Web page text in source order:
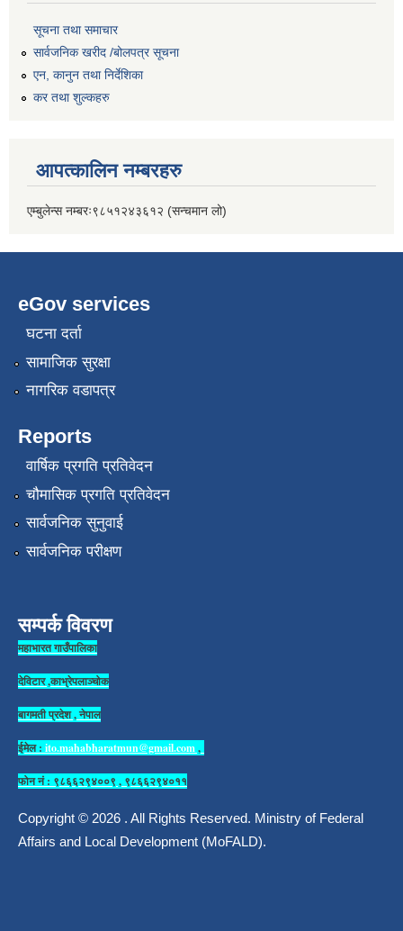
सूचना तथा समाचार
सार्वजनिक खरीद /बोलपत्र सूचना
एन, कानुन तथा निर्देशिका
कर तथा शुल्कहरु
आपत्कालिन नम्बरहरु
एम्बुलेन्स नम्बरः९८५१२४३६१२ (सन्चमान लो)
eGov services
घटना दर्ता
सामाजिक सुरक्षा
नागरिक वडापत्र
Reports
वार्षिक प्रगति प्रतिवेदन
चौमासिक प्रगति प्रतिवेदन
सार्वजनिक सुनुवाई
सार्वजनिक परीक्षण
सम्पर्क विवरण
महाभारत गाउँपालिका
देविटार ,काभ्रेपलाञ्चोक
बागमती प्रदेश , नेपाल
ईमेल : ito.mahabharatmun@gmail.com,
फोन नं : ९८६६२९४००९ , ९८६६२९४०११
Copyright © 2026 . All Rights Reserved. Ministry of Federal
Affairs and Local Development (MoFALD).